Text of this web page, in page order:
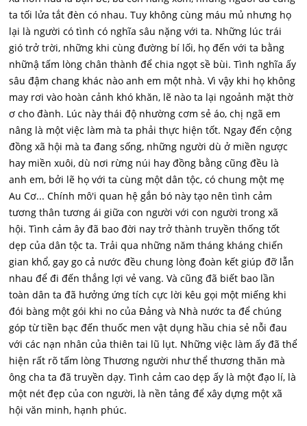
ta tối lửa tắt đèn có nhau. Tuy không cùng máu mủ nhưng họ
lại là người có tình có nghĩa sâu nặng với ta. Những lúc trái
gió trở trời, những khi cùng đường bí lối, họ đến với ta bằng
nhữnậ tấm lòng chân thành để chia ngọt sề bùi. Tình nghĩa ấy
sâu đậm chang khác nào anh em một nhà. Vì vậy khi họ không
may rơi vào hoàn cảnh khó khăn, lẽ nào ta lại ngoảnh mặt thờ
ơ cho đành. Lúc này thái độ nhường cơm sẻ áo, chị ngã em
nâng là một việc làm mà ta phải thực hiện tốt. Ngay đến cộng
đồng xã hội mà ta đang sống, những người dù ở miền ngược
hay miền xuôi, dù nơi rừng núi hay đồng bằng cũng đều là
anh em, bởi lẽ họ với ta cùng một dân tộc, có chung một mẹ
Au Cơ... Chính mô'i quan hệ gắn bó này tạo nên tình cảm
tương thân tương ái giữa con người với con người trong xã
hội. Tình cảm ây đã bao đời nay trở thành truyền thống tốt
dẹp của dân tộc ta. Trải qua những năm tháng kháng chiến
gian khổ, gay go cả nước đều chung lòng đoàn kết giúp đỡ lẫn
nhau để đi đến thắng lợi vẻ vang. Và cũng đã biết bao lần
toàn dân ta đã hưởng ứng tích cực lời kêu gọi một miếng khi
đói bàng một gói khi no của Đảng và Nhà nước ta để chúng
góp từ tiền bạc đến thuốc men vật dụng hầu chia sẻ nỗi đau
với các nạn nhân của thiên tai lũ lụt. Những việc làm ấy đã thể
hiện rất rõ tấm lòng Thương người như thể thương thăn mà
ông cha ta đã truyền dạy. Tình cảm cao dẹp ấy là một đạo lí, là
một nét đẹp của con người, là nền tảng để xây dựng một xã
hội văn minh, hạnh phúc.